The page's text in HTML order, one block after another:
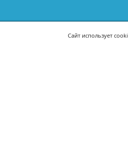
Сайт использует